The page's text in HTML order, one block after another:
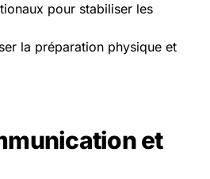
pour stabiliser les
la préparation physique et
et